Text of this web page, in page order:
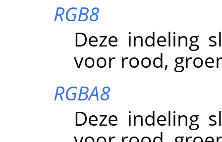
RGB8
Deze indeling
voor rood,
RGBA8
Deze indeling